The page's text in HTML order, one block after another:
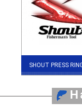
SHOUT PRESS